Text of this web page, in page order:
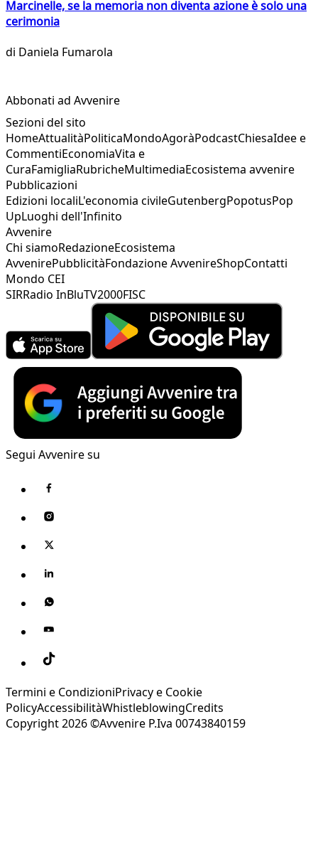
Marcinelle, se la memoria non diventa azione è solo una
cerimonia
di Daniela Fumarola
Abbonati ad Avvenire
Sezioni del sito
HomeAttualitàPoliticaMondoAgoràPodcastChiesaIdee e
CommentiEconomiaVita e
CuraFamigliaRubricheMultimediaEcosistema avvenire
Pubblicazioni
Edizioni localiL'economia civileGutenbergPopotusPop
UpLuoghi dell'Infinito
Avvenire
Chi siamoRedazioneEcosistema
AvvenirePubblicitàFondazione AvvenireShopContatti
Mondo CEI
SIRRadio InBluTV2000FISC
Segui Avvenire su
Termini e CondizioniPrivacy e Cookie
PolicyAccessibilitàWhistleblowingCredits
Copyright 2026 ©Avvenire P.Iva 00743840159